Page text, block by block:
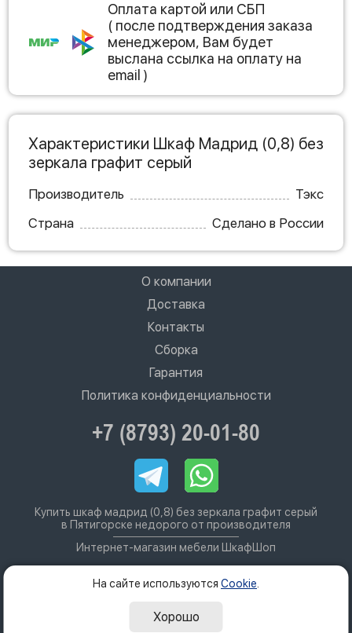
Оплата картой или СБП
( после подтверждения заказа
менеджером, Вам будет
выслана ссылка на оплату на
email )
Характеристики Шкаф Мадрид (0,8) без
зеркала графит серый
Производитель
Тэкс
Страна
Сделано в России
О компании
Доставка
Контакты
Сборка
Гарантия
Политика конфиденциальности
+7 (8793) 20-01-80
Купить шкаф мадрид (0,8) без зеркала графит серый
в Пятигорске недорого от производителя
Интернет-магазин мебели ШкафШоп
На сайте используются Cookie
Хорошо